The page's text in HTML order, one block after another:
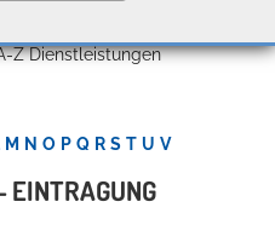
Z Dienstleistungen
M N O P Q R S T U V
EINTRAGUNG